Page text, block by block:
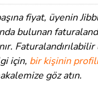
fiyat, üyenin
bulunan
için, bir kişinin
göz atın.